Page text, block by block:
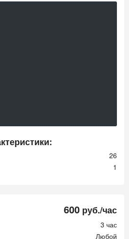
26
1
600 руб./час
3 час
Любой